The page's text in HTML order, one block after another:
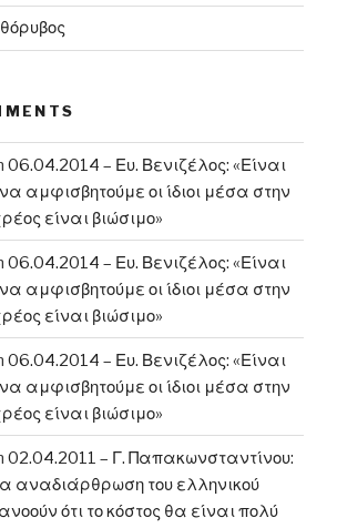
06.04.2014 – Ευ. Βενιζέλος: «Είναι
αμφισβητούμε οι ίδιοι μέσα στην
είναι βιώσιμο»
06.04.2014 – Ευ. Βενιζέλος: «Είναι
αμφισβητούμε οι ίδιοι μέσα στην
είναι βιώσιμο»
06.04.2014 – Ευ. Βενιζέλος: «Είναι
αμφισβητούμε οι ίδιοι μέσα στην
είναι βιώσιμο»
02.04.2011 – Γ. Παπακωνσταντίνου:
αναδιάρθρωση του ελληνικού
ότι το κόστος θα είναι πολύ